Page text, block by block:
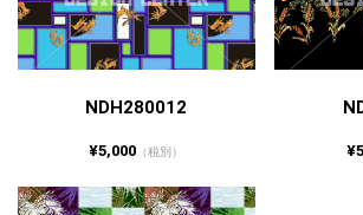
NDH280012
¥5,000 （税別）